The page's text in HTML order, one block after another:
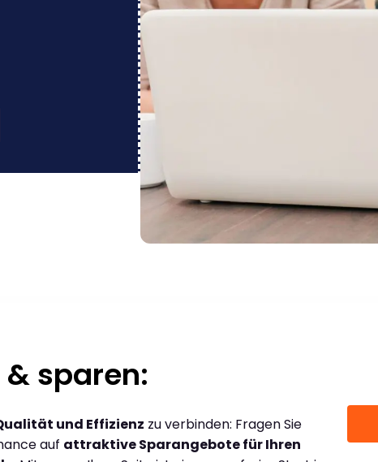
sparen:
und Effizienz zu verbinden: Fragen Sie
auf attraktive Sparangebote für Ihren